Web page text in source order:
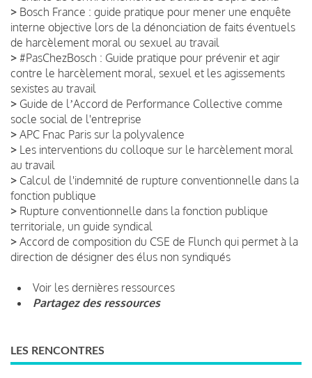
> Bosch France : guide pratique pour mener une enquête
interne objective lors de la dénonciation de faits éventuels
de harcèlement moral ou sexuel au travail
> #PasChezBosch : Guide pratique pour prévenir et agir
contre le harcèlement moral, sexuel et les agissements
sexistes au travail
> Guide de lʼAccord de Performance Collective comme
socle social de l'entreprise
> APC Fnac Paris sur la polyvalence
> Les interventions du colloque sur le harcèlement moral
au travail
> Calcul de l'indemnité de rupture conventionnelle dans la
fonction publique
> Rupture conventionnelle dans la fonction publique
territoriale, un guide syndical
> Accord de composition du CSE de Flunch qui permet à la
direction de désigner des élus non syndiqués
Voir les dernières ressources
Partagez des ressources
LES RENCONTRES